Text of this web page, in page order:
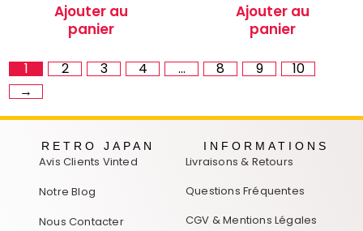
Ajouter au
panier
Ajouter au
panier
1 2 3 4 … 8 9
10
→
RETRO JAPAN
Avis Clients Vinted
Notre Blog
Nous Contacter
INFORMATIONS
Livraisons & Retours
Questions Fréquentes
CGV & Mentions Légales